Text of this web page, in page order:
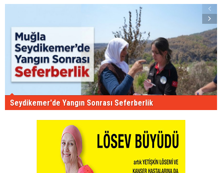
Seydikemer'de Yangın Sonrası Seferberlik